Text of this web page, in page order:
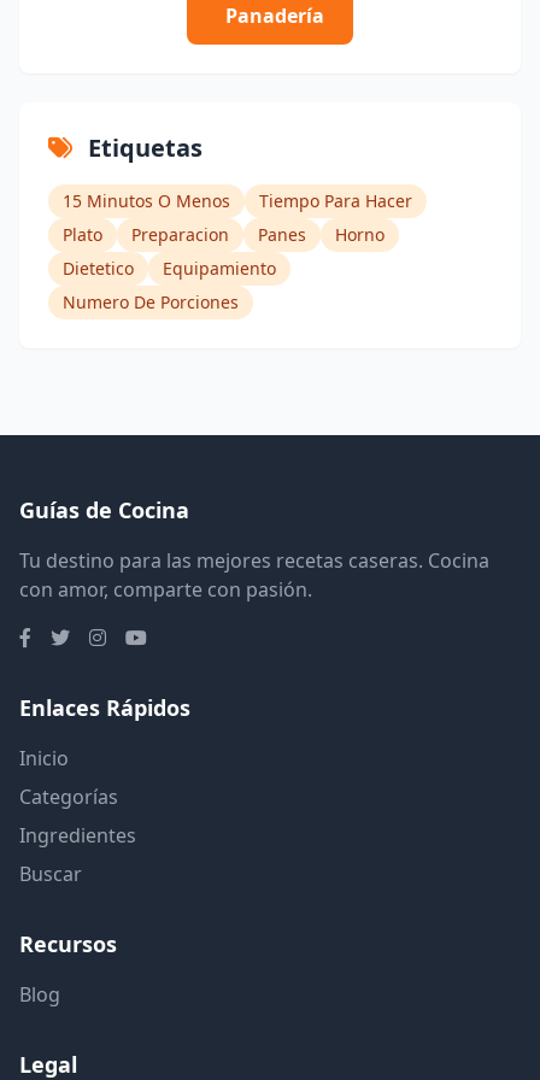
Panadería
Etiquetas
15 Minutos O Menos
Tiempo Para Hacer
Plato
Preparacion Panes
Horno
Dietetico
Equipamiento
Numero De Porciones
Guías de Cocina
Tu destino para las mejores recetas caseras. Cocina
con amor, comparte con pasión.
Enlaces Rápidos
Inicio
Categorías
Ingredientes
Buscar
Recursos
Blog
Legal